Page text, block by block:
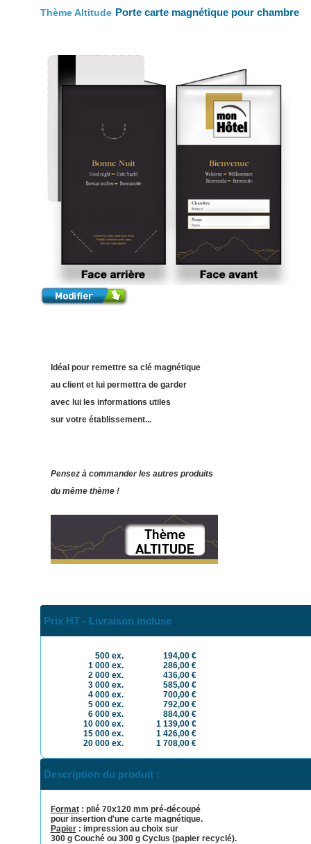
Thème Altitude Porte carte magnétique pour chambre
Idéal pour remettre sa clé magnétique
au client et lui permettra de garder
avec lui les informations utiles
sur votre établissement...
Pensez à commander les autres produits
du même thème !
Prix HT - Livraison incluse
500 ex.
194,00 €
1 000 ex.
286,00 €
2 000 ex.
436,00 €
3 000 ex.
585,00 €
4 000 ex.
700,00 €
5 000 ex.
792,00 €
6 000 ex.
884,00 €
10 000 ex.
1 139,00 €
15 000 ex.
1 426,00 €
20 000 ex.
1 708,00 €
Description du produit :
Format: plié 70x120mm pré-découpé
pour insertion d'une carte magnétique.
Papier: impression au choix sur
300 g Couché ou 300 g Cyclus (papier recyclé).